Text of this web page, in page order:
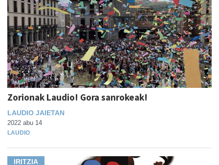
Zorionak Laudio! Gora sanrokeak!
LAUDIO JAIETAN
2022 abu 14
LAUDIO
IRITZIA